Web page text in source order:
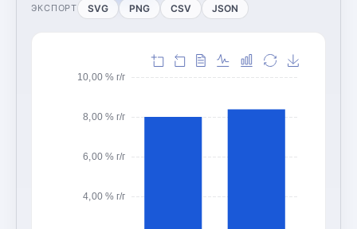
ЭКСПОРТ SVG PNG CSV JSON
4,00 % г/г
6,00 % г/г
8,00 % г/г
10,00 % г/г